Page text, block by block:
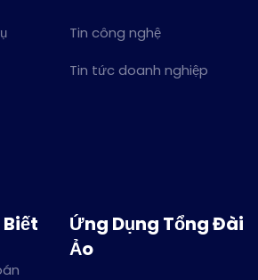
Tin công nghệ
Tin tức doanh nghiệp
Ứng Dụng Tổng Đài
Ảo